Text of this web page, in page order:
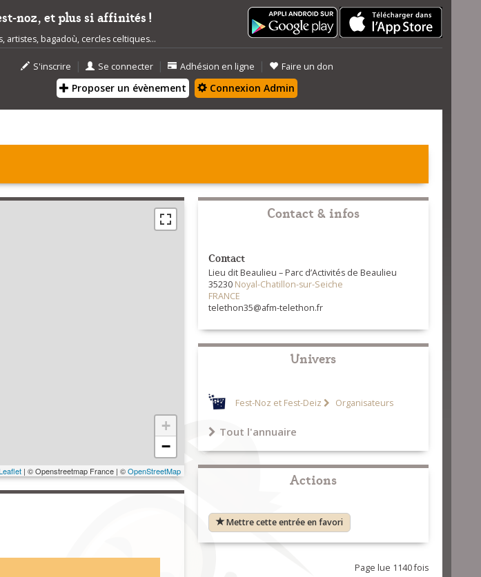
noz, et plus si affinités !
bagadoù, cercles celtiques...
S'inscrire | Se connecter | Adhésion en ligne | Faire un don
Proposer un évènement Connexion Admin
+
−
| © Openstreetmap France | ©OpenStreetMap
Contact & infos
Contact
Lieu dit Beaulieu – Parc d’Activités de Beaulieu
35230 Noyal-Chatillon-sur-Seiche
FRANCE
telethon35@afm-telethon.fr
Univers
Fest-Noz et Fest-Deiz Organisateurs
Tout l'annuaire
Actions
Mettre cette entrée en favori
Page lue 1140 fois